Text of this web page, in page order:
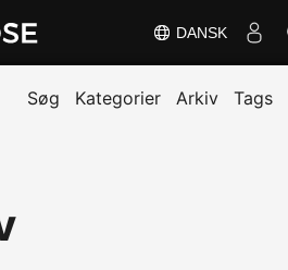
DANSK
Søg Kategorier Arkiv Tags